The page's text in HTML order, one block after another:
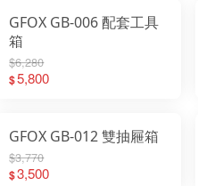
GFOX GB-006 配套工具
箱
$6,280
$5,800
GFOX GB-012 雙抽屜箱
$3,770
$3,500